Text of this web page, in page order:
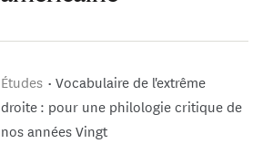
Études
Vocabulaire de l'extrême
droite : pour une philologie critique de
nos années Vingt